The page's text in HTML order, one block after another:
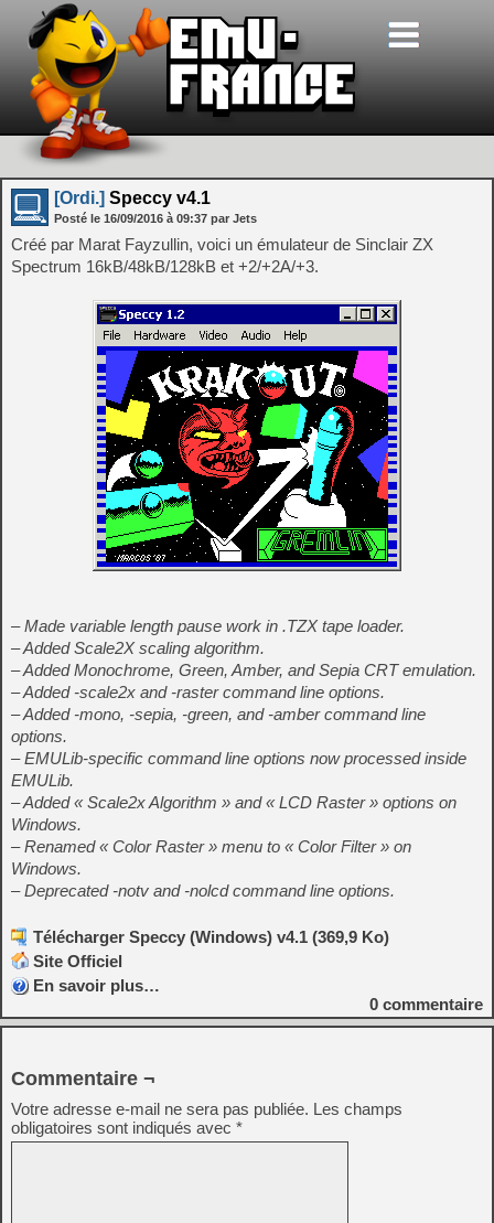
[Ordi.] Speccy v4.1
Posté le 16/09/2016 à 09:37 par Jets
Créé par Marat Fayzullin, voici un émulateur de Sinclair ZX
Spectrum 16kB/48kB/128kB et +2/+2A/+3.
– Made variable length pause work in .TZX tape loader.
– Added Scale2X scaling algorithm.
– Added Monochrome, Green, Amber, and Sepia CRT emulation.
– Added -scale2x and -raster command line options.
– Added -mono, -sepia, -green, and -amber command line
options.
– EMULib-specific command line options now processed inside
EMULib.
– Added « Scale2x Algorithm » and « LCD Raster » options on
Windows.
– Renamed « Color Raster » menu to « Color Filter » on
Windows.
– Deprecated -notv and -nolcd command line options.
Télécharger Speccy (Windows) v4.1 (369,9 Ko)
Site Officiel
En savoir plus…
0 commentaire
Commentaire ¬
Votre adresse e-mail ne sera pas publiée. Les champs
obligatoires sont indiqués avec *